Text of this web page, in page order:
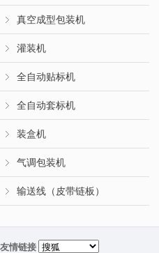
真空成型包装机
灌装机
全自动贴标机
全自动套标机
装盒机
气调包装机
输送线（皮带链板）
友情链接